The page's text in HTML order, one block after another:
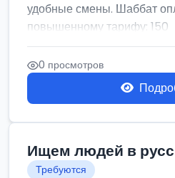
удобные смены. Шаббат
повышенному тарифу: 150
0 просмотров
Ищем людей в
Требуются